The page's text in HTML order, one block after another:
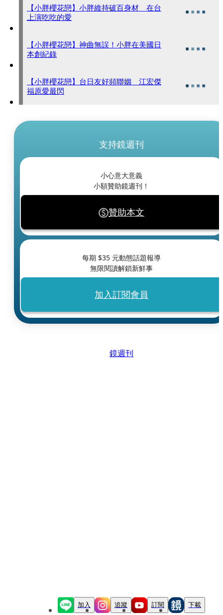
【小胖櫻花戀】小胖維持破百身材 在台
上演吃吃的愛
【小胖櫻花戀】神曲無誤！小胖在美國日
本創紀錄
【小胖櫻花戀】台日友好頻聯姻 江宏傑
福原愛最閃
支持鏡週刊
小心意大意義
小額贊助鏡週刊！
贊助本文
每期 $35 元動態話題報導
無限閱讀解鎖新鮮事
加入訂閱會員
鏡週刊
加入 追蹤 訂閱 下載